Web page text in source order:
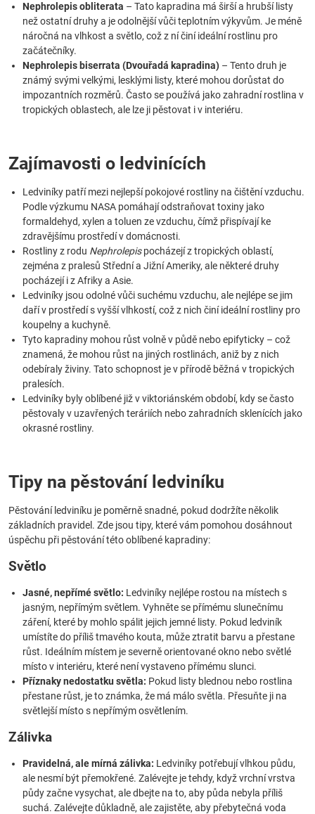
Nephrolepis obliterata – Tato kapradina má širší a hrubší listy
než ostatní druhy a je odolnější vůči teplotním výkyvům. Je méně
náročná na vlhkost a světlo, což z ní činí ideální rostlinu pro
začátečníky.
Nephrolepis biserrata (Dvouřadá kapradina) – Tento druh je
známý svými velkými, lesklými listy, které mohou dorůstat do
impozantních rozměrů. Často se používá jako zahradní rostlina v
tropických oblastech, ale lze ji pěstovat i v interiéru.
Zajímavosti o ledvinících
Ledviníky patří mezi nejlepší pokojové rostliny na čištění vzduchu.
Podle výzkumu NASA pomáhají odstraňovat toxiny jako
formaldehyd, xylen a toluen ze vzduchu, čímž přispívají ke
zdravějšímu prostředí v domácnosti.
Rostliny z rodu Nephrolepispocházejí z tropických oblastí,
zejména z pralesů Střední a Jižní Ameriky, ale některé druhy
pocházejí i z Afriky a Asie.
Ledviníky jsou odolné vůči suchému vzduchu, ale nejlépe se jim
daří v prostředí s vyšší vlhkostí, což z nich činí ideální rostliny pro
koupelny a kuchyně.
Tyto kapradiny mohou růst volně v půdě nebo epifyticky – což
znamená, že mohou růst na jiných rostlinách, aniž by z nich
odebíraly živiny. Tato schopnost je v přírodě běžná v tropických
pralesích.
Ledviníky byly oblíbené již v viktoriánském období, kdy se často
pěstovaly v uzavřených teráriích nebo zahradních sklenících jako
okrasné rostliny.
Tipy na pěstování ledviníku
Pěstování ledviníku je poměrně snadné, pokud dodržíte několik
základních pravidel. Zde jsou tipy, které vám pomohou dosáhnout
úspěchu při pěstování této oblíbené kapradiny:
Světlo
Jasné, nepřímé světlo: Ledviníky nejlépe rostou na místech s
jasným, nepřímým světlem. Vyhněte se přímému slunečnímu
záření, které by mohlo spálit jejich jemné listy. Pokud ledviník
umístíte do příliš tmavého kouta, může ztratit barvu a přestane
růst. Ideálním místem je severně orientované okno nebo světlé
místo v interiéru, které není vystaveno přímému slunci.
Příznaky nedostatku světla: Pokud listy blednou nebo rostlina
přestane růst, je to známka, že má málo světla. Přesuňte ji na
světlejší místo s nepřímým osvětlením.
Zálivka
Pravidelná, ale mírná zálivka: Ledviníky potřebují vlhkou půdu,
ale nesmí být přemokřené. Zalévejte je tehdy, když vrchní vrstva
půdy začne vysychat, ale dbejte na to, aby půda nebyla příliš
suchá. Zalévejte důkladně, ale zajistěte, aby přebytečná voda